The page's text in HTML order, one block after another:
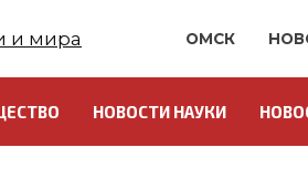
ОМСК
НОВОСТИ НАУКИ